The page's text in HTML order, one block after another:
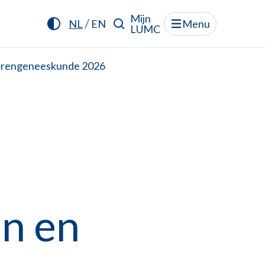
NL/ EN
Mijn
LUMC
Menu
2026
en